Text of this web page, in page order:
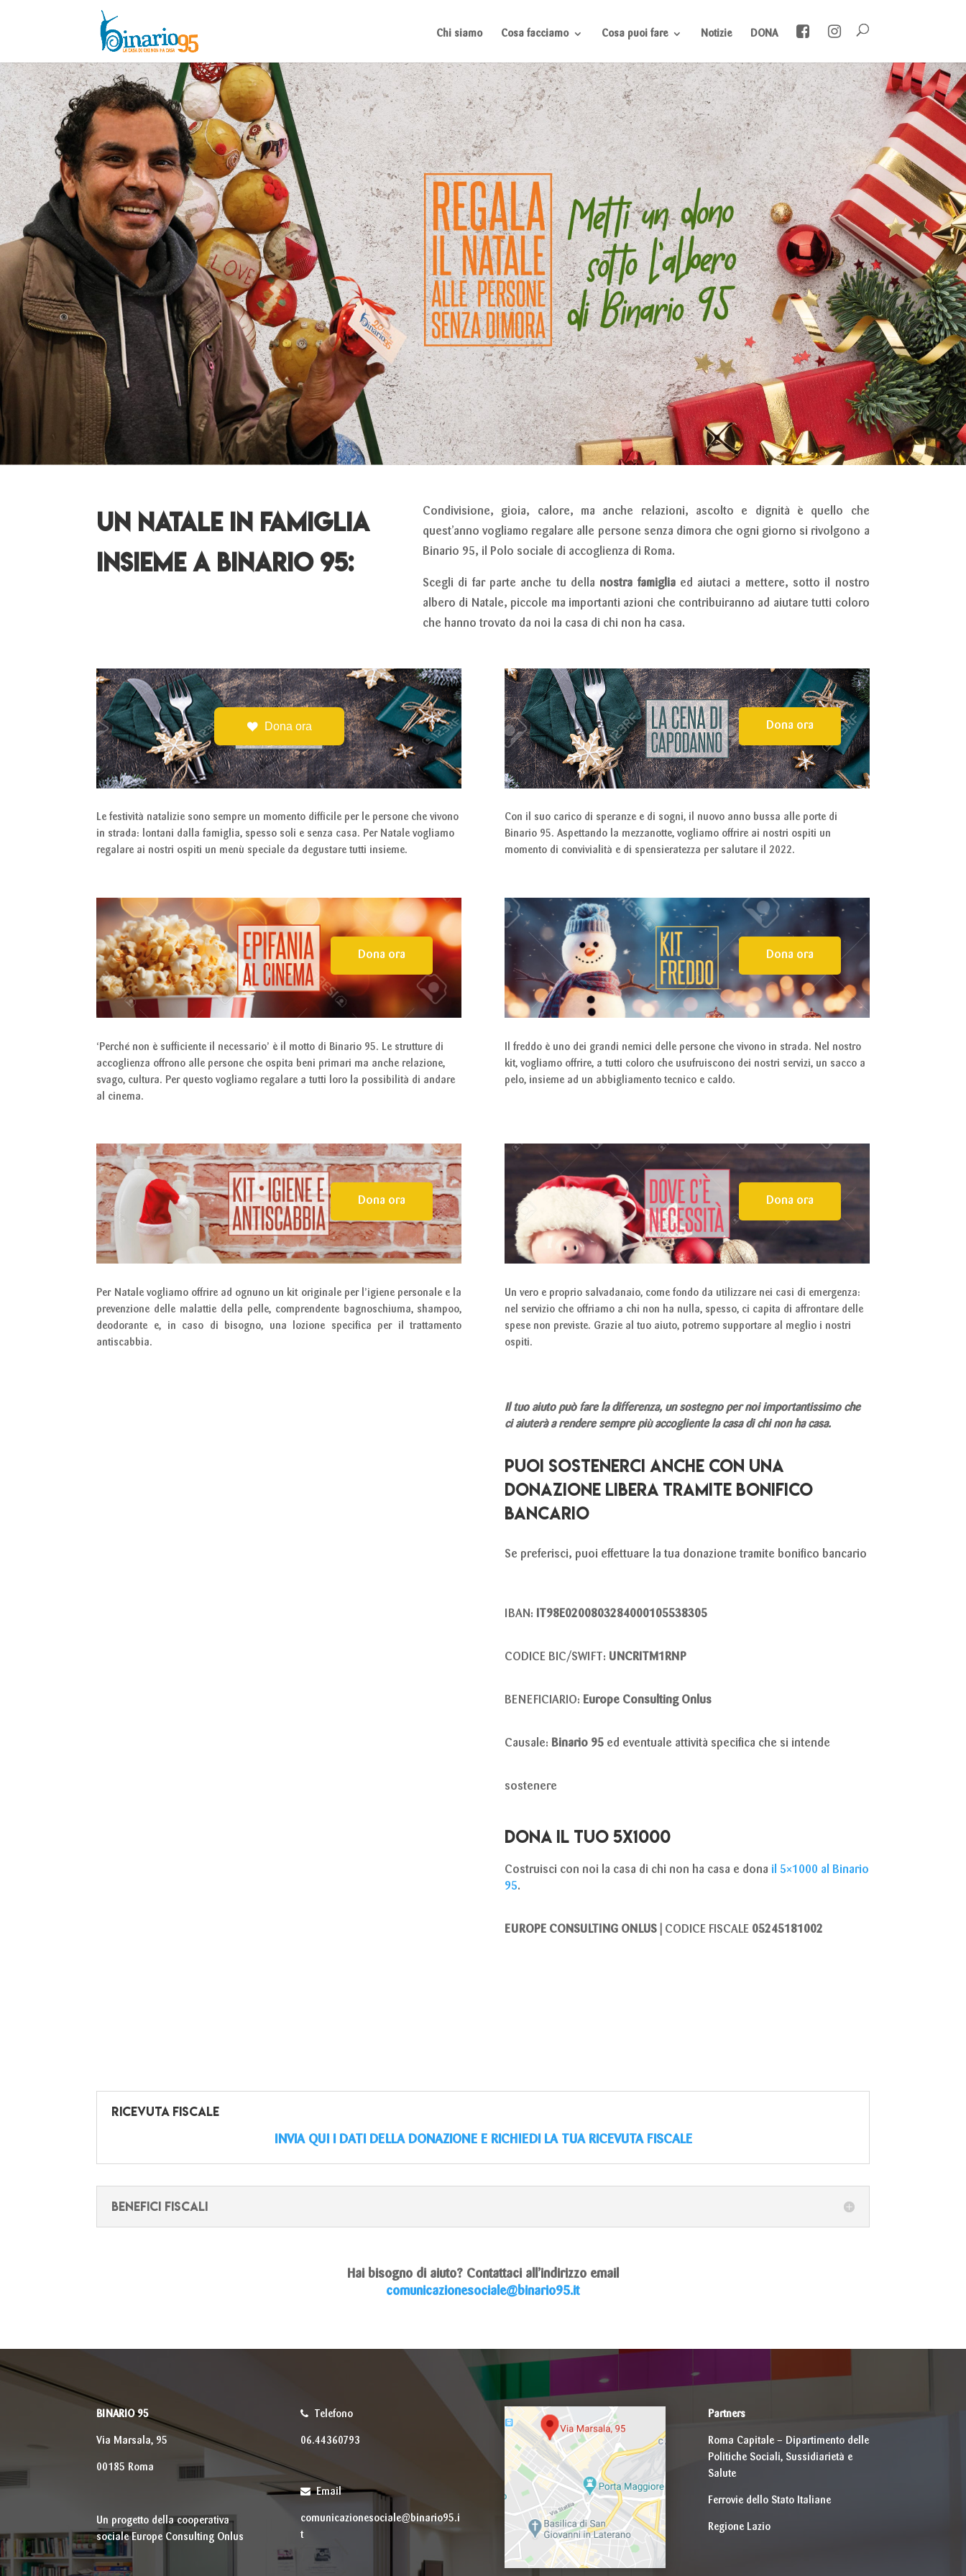
Chi siamo Cosa facciamo Cosa puoi fare Notizie DONA
un natale in famiglia
insieme a binario 95:
Condivisione, gioia, calore, ma anche relazioni, ascolto e dignità è quello che
quest’anno vogliamo regalare alle persone senza dimora che ogni giorno si rivolgono a
Binario 95, il Polo sociale di accoglienza di Roma.
Scegli di far parte anche tu della nostra famigliaed aiutaci a mettere, sotto il nostro
albero di Natale, piccole ma importanti azioni che contribuiranno ad aiutare tutti coloro
che hanno trovato da noi la casa di chi non ha casa.
Dona ora
Le festività natalizie sono sempre un momento difficile per le persone che vivono
in strada: lontani dalla famiglia, spesso soli e senza casa. Per Natale vogliamo
regalare ai nostri ospiti un menù speciale da degustare tutti insieme.
Dona ora
Con il suo carico di speranze e di sogni, il nuovo anno bussa alle porte di
Binario 95. Aspettando la mezzanotte, vogliamo offrire ai nostri ospiti un
momento di convivialità e di spensieratezza per salutare il 2022.
Dona ora
‘Perché non è sufficiente il necessario’ è il motto di Binario 95. Le strutture di
accoglienza offrono alle persone che ospita beni primari ma anche relazione,
svago, cultura. Per questo vogliamo regalare a tutti loro la possibilità di andare
al cinema.
Dona ora
Il freddo è uno dei grandi nemici delle persone che vivono in strada. Nel nostro
kit, vogliamo offrire, a tutti coloro che usufruiscono dei nostri servizi, un sacco a
pelo, insieme ad un abbigliamento tecnico e caldo.
Dona ora
Per Natale vogliamo offrire ad ognuno un kit originale per l’igiene personale e la
prevenzione delle malattie della pelle, comprendente bagnoschiuma, shampoo,
deodorante e, in caso di bisogno, una lozione specifica per il trattamento
antiscabbia.
Dona ora
Un vero e proprio salvadanaio, come fondo da utilizzare nei casi di emergenza:
nel servizio che offriamo a chi non ha nulla, spesso, ci capita di affrontare delle
spese non previste. Grazie al tuo aiuto, potremo supportare al meglio i nostri
ospiti.
Il tuo aiuto può fare la differenza, un sostegno per noi importantissimo che
ci aiuterà a rendere sempre più accogliente la casa di chi non ha casa.
PUOI SOSTENERCI ANCHE CON UNA
DONAZIONE LIBERA TRAMITE BONIFICO
BANCARIO
Se preferisci, puoi effettuare la tua donazione tramite bonifico bancario
IBAN: IT98E0200803284000105538305
CODICE BIC/SWIFT: UNCRITM1RNP
BENEFICIARIO: Europe Consulting Onlus
Causale: Binario 95ed eventuale attività specifica che si intende
sostenere
DONA IL TUO 5X1000
Costruisci con noi la casa di chi non ha casa e dona il 5×1000 al Binario
95.
EUROPE CONSULTING ONLUS | CODICE FISCALE 05245181002
RICEVUTA FISCALE
INVIA QUI I DATI DELLA DONAZIONE E RICHIEDI LA TUA RICEVUTA FISCALE
BENEFICI FISCALI
Hai bisogno di aiuto? Contattaci all’indirizzo email
comunicazionesociale@binario95.it
BINARIO 95
Via Marsala, 95
00185 Roma
Un progetto della cooperativa
sociale Europe Consulting Onlus
Telefono
06.44360793
Email
comunicazionesociale@binario95.i
t
Partners
Roma Capitale – Dipartimento delle
Politiche Sociali, Sussidiarietà e
Salute
Ferrovie dello Stato Italiane
Regione Lazio